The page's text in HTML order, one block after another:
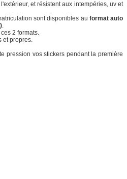
et résistent aux intempéries, uv et
sont disponibles au format auto
.
2 formats.
et propres.
pression vos stickers pendant la première